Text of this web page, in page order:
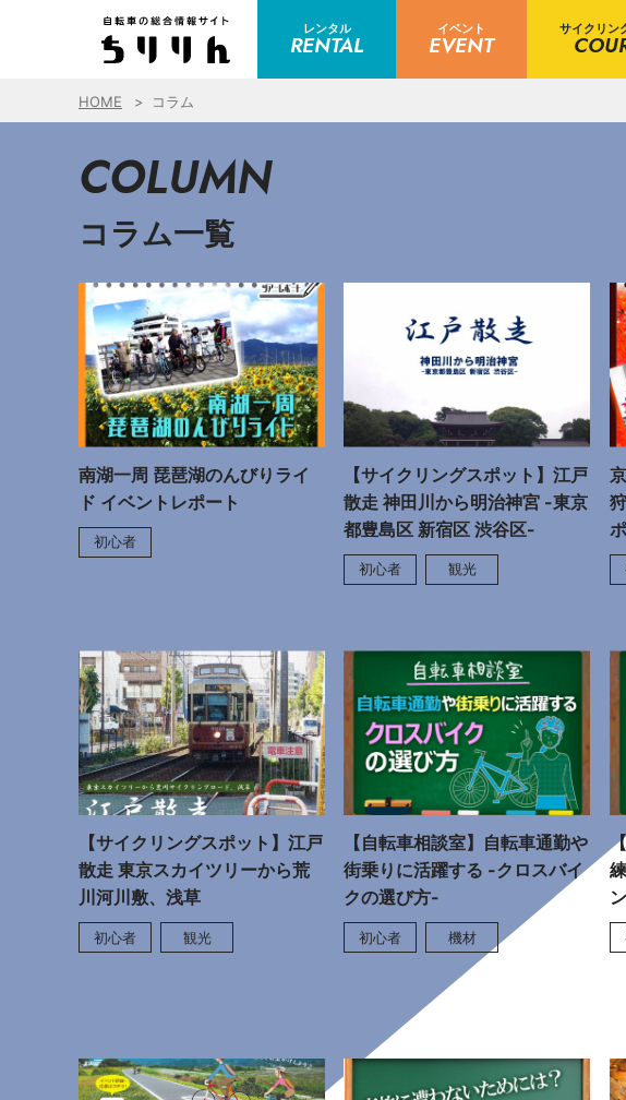
レンタル
RENTAL
イベント
EVENT
サイクリン
HOME コラム
COLUMN
コラム一覧
南湖一周 琵琶湖のんびりライ
ド イベントレポート
初心者
【サイクリングスポット】江戸
散走 神田川から明治神宮 -東京
都豊島区 新宿区 渋谷区-
初心者 観光
【サイクリングスポット】江戸
散走 東京スカイツリーから荒
川河川敷、浅草
初心者 観光
【自転車相談室】自転車通勤や
街乗りに活躍する -クロスバイ
クの選び方-
初心者 機材